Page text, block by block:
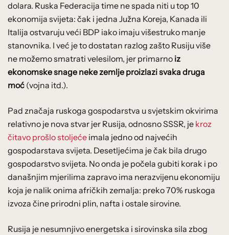
dolara. Ruska Federacija time ne spada niti u top 10
ekonomija svijeta: čak i jedna Južna Koreja, Kanada ili
Italija ostvaruju veći BDP iako imaju višestruko manje
stanovnika. I već je to dostatan razlog zašto Rusiju više
ne možemo smatrati velesilom, jer primarno iz
ekonomske snage neke zemlje proizlazi svaka druga
moć (vojna itd.).
Pad značaja ruskoga gospodarstva u svjetskim okvirima
relativno je nova stvar jer Rusija, odnosno SSSR, je kroz
čitavo prošlo stoljeće imala jedno od najvećih
gospodarstava svijeta. Desetljećima je čak bila drugo
gospodarstvo svijeta. No onda je počela gubiti korak i po
današnjim mjerilima zapravo ima nerazvijenu ekonomiju
koja je nalik onima afričkih zemalja: preko 70% ruskoga
izvoza čine prirodni plin, nafta i ostale sirovine.
Rusija je nesumnjivo energetska i sirovinska sila zbog